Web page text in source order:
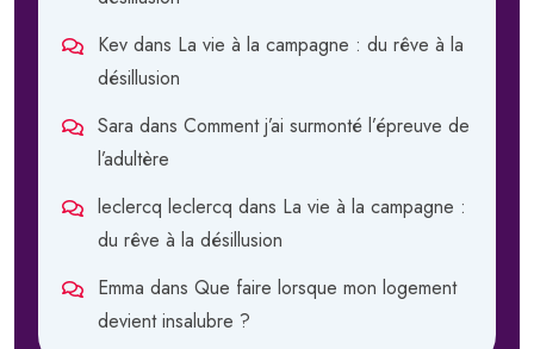
Kev dans La vie à la campagne : du rêve à la
désillusion
Sara dans Comment j’ai surmonté l’épreuve de
l’adultère
leclercq leclercq dans La vie à la campagne :
du rêve à la désillusion
Emma dans Que faire lorsque mon logement
devient insalubre ?